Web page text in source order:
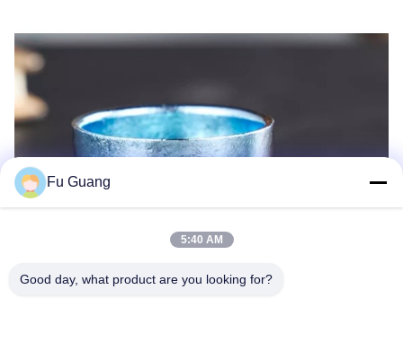
Fu Guang
5:40 AM
Good day, what product are you looking for?